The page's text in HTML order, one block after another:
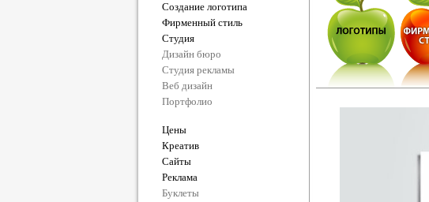
Создание логотипа
Фирменный стиль
Студия
Дизайн бюро
Студия рекламы
Веб дизайн
Портфолио
Цены
Креатив
Сайты
Реклама
Буклеты